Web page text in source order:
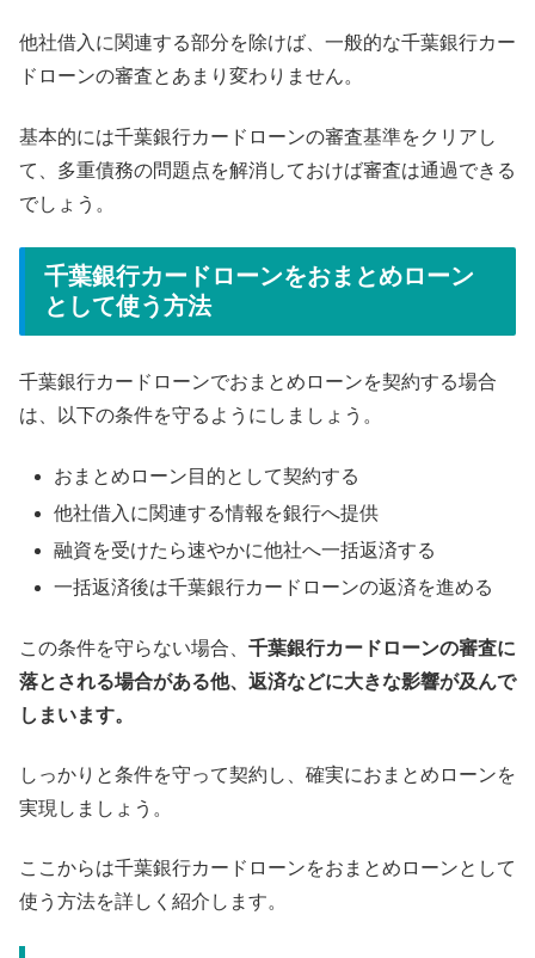
他社借入に関連する部分を除けば、一般的な千葉銀行カー
ドローンの審査とあまり変わりません。
基本的には千葉銀行カードローンの審査基準をクリアし
て、多重債務の問題点を解消しておけば審査は通過できる
でしょう。
千葉銀行カードローンをおまとめローン
として使う方法
千葉銀行カードローンでおまとめローンを契約する場合
は、以下の条件を守るようにしましょう。
おまとめローン目的として契約する
他社借入に関連する情報を銀行へ提供
融資を受けたら速やかに他社へ一括返済する
一括返済後は千葉銀行カードローンの返済を進める
この条件を守らない場合、 千葉銀行カードローンの審査に
落とされる場合がある他、返済などに大きな影響が及んで
しまいます。
しっかりと条件を守って契約し、確実におまとめローンを
実現しましょう。
ここからは千葉銀行カードローンをおまとめローンとして
使う方法を詳しく紹介します。